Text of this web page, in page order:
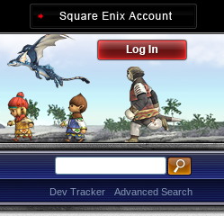
Advanced Search
Dev Tracker